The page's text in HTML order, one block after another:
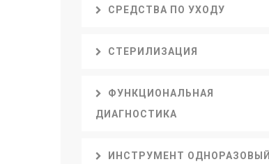
СРЕДСТВА ПО УХОДУ
СТЕРИЛИЗАЦИЯ
ФУНКЦИОНАЛЬНАЯ
ДИАГНОСТИКА
ИНСТРУМЕНТ ОДНОРАЗОВЫЙ